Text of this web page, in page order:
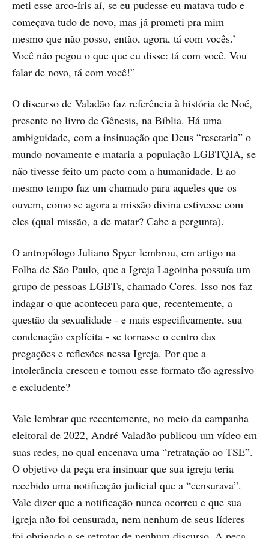
meti esse arco-íris aí, se eu pudesse eu matava tudo e
começava tudo de novo, mas já prometi pra mim
mesmo que não posso, então, agora, tá com vocês.’
Você não pegou o que que eu disse: tá com você. Vou
falar de novo, tá com você!”
O discurso de Valadão faz referência à história de Noé,
presente no livro de Gênesis, na Bíblia. Há uma
ambiguidade, com a insinuação que Deus “resetaria” o
mundo novamente e mataria a população LGBTQIA, se
não tivesse feito um pacto com a humanidade. E ao
mesmo tempo faz um chamado para aqueles que os
ouvem, como se agora a missão divina estivesse com
eles (qual missão, a de matar? Cabe a pergunta).
O antropólogo Juliano Spyer lembrou, em artigo na
Folha de São Paulo, que a Igreja Lagoinha possuía um
grupo de pessoas LGBTs, chamado Cores. Isso nos faz
indagar o que aconteceu para que, recentemente, a
questão da sexualidade - e mais especificamente, sua
condenação explícita - se tornasse o centro das
pregações e reflexões nessa Igreja. Por que a
intolerância cresceu e tomou esse formato tão agressivo
e excludente?
Vale lembrar que recentemente, no meio da campanha
eleitoral de 2022, André Valadão publicou um vídeo em
suas redes, no qual encenava uma “retratação ao TSE”.
O objetivo da peça era insinuar que sua igreja teria
recebido uma notificação judicial que a “censurava”.
Vale dizer que a notificação nunca ocorreu e que sua
igreja não foi censurada, nem nenhum de seus líderes